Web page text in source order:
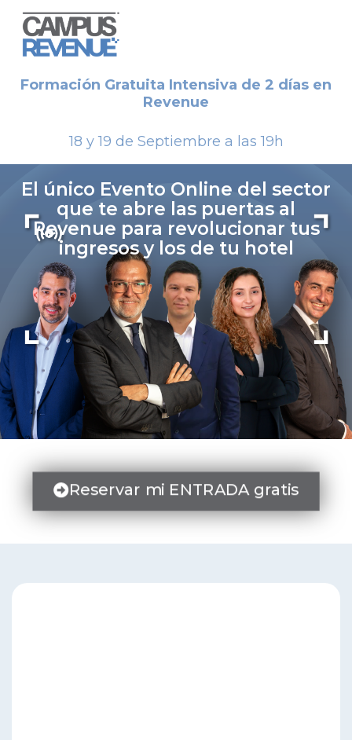
Formación Gratuita Intensiva de 2 días en
Revenue
18 y 19 de Septiembre a las 19h
El único Evento Online del sector
que te abre las puertas al
Revenue para revolucionar tus
ingresos y los de tu hotel
Reservar mi ENTRADA gratis